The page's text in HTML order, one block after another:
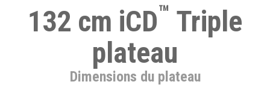
Dimensions du plateau
132 cm iCD™ Triple
plateau